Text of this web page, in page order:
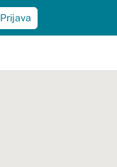
Prijava